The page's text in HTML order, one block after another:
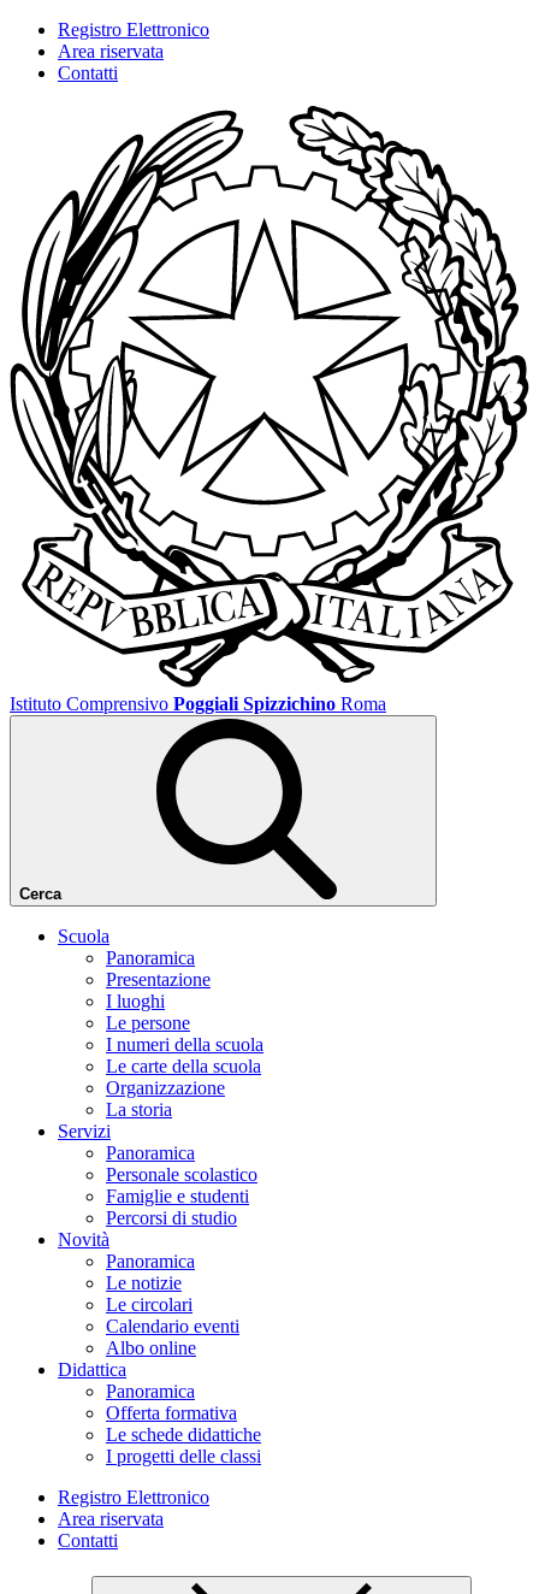
Registro Elettronico
Area riservata
Contatti
Istituto Comprensivo Poggiali Spizzichino Roma
Cerca
Scuola
Panoramica
Presentazione
I luoghi
Le persone
I numeri della scuola
Le carte della scuola
Organizzazione
La storia
Servizi
Panoramica
Personale scolastico
Famiglie e studenti
Percorsi di studio
Novità
Panoramica
Le notizie
Le circolari
Calendario eventi
Albo online
Didattica
Panoramica
Offerta formativa
Le schede didattiche
I progetti delle classi
Registro Elettronico
Area riservata
Contatti